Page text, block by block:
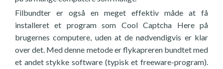
Filbundter er også en meget effektiv måde at få
installeret et program som Cool Captcha Here på
brugernes computere, uden at de nødvendigvis er klar
over det. Med denne metode er flykapreren bundtet med
et andet stykke software (typisk et freeware-program).